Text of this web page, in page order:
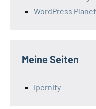
WordPress Planet
Meine Seiten
Ipernity